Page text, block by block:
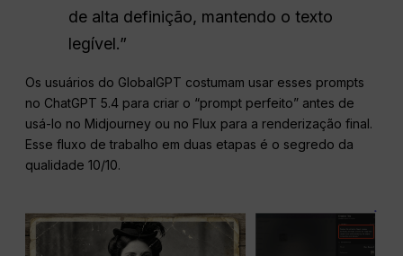
de alta definição, mantendo o texto
legível.”
Os usuários do GlobalGPT costumam usar esses prompts
no ChatGPT 5.4 para criar o “prompt perfeito” antes de
usá-lo no Midjourney ou no Flux para a renderização final.
Esse fluxo de trabalho em duas etapas é o segredo da
qualidade 10/10.